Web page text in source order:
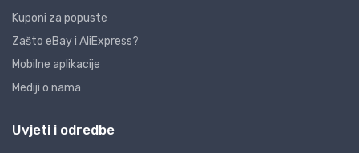
Kuponi za popuste
Zašto eBay i AliExpress?
Mobilne aplikacije
Mediji o nama
Uvjeti i odredbe